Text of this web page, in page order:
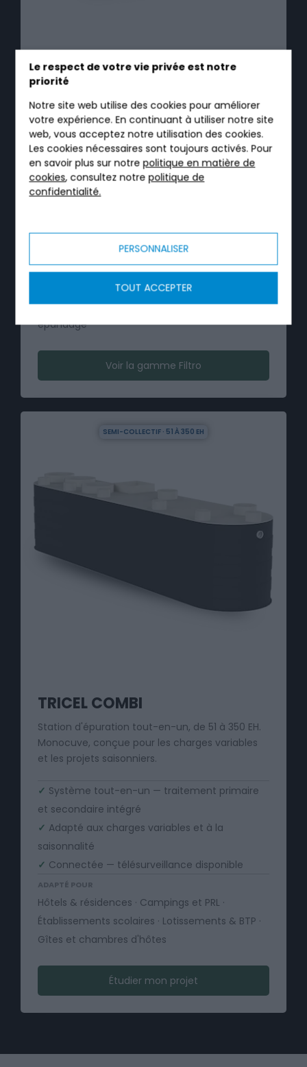
Le respect de votre vie privée est notre
priorité
Notre site web utilise des cookies pour améliorer
votre expérience. En continuant à utiliser notre site
web, vous acceptez notre utilisation des cookies.
Les cookies nécessaires sont toujours activés. Pour
en savoir plus sur notrepolitique en matière de
cookies, consultez notrepolitique de
confidentialité.
PERSONNALISER
TOUT ACCEPTER
TRICEL FILTRO
EH. Sans électricité, matériau fibre de coco,
agréé arrêté du 7 septembre 2009.
✓ Traitement sans électricité — aucun coût
énergétique
✓ Matériau fibre de coco — naturel,
✓ Garantie 10 ans + 10 ans avec extension sur la
ADAPTÉ POUR
Maison individuelle · Résidence secondaire ·
Gîtes et chambres d'hôtes · Terrain sans
épandage
Voir la gamme Filtro
SEMI-COLLECTIF · 51 À 350 EH
TRICEL COMBI
Station d'épuration tout-en-un, de 51 à 350 EH.
Monocuve, conçue pour les charges variables
et les projets saisonniers.
✓ Système tout-en-un — traitement primaire
et secondaire intégré
✓ Adapté aux charges variables et à la
saisonnalité
✓ Connectée — télésurveillance disponible
ADAPTÉ POUR
Hôtels & résidences · Campings et PRL ·
Établissements scolaires · Lotissements & BTP ·
Gîtes et chambres d'hôtes
Étudier mon projet